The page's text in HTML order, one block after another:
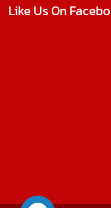
Like Us On